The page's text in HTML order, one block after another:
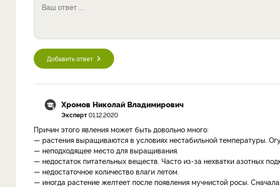
Добавить ответ
Хромов Николай Владимирович
Эксперт01.12.2020
Причин этого явления может быть довольно много:
— растения выращиваются в условиях нестабильной температуры.
— неподходящее место для выращивания.
— недостаток питательных веществ. Часто из-за нехватки азотных
— недостаточное количество влаги летом.
— иногда растение желтеет после появления мучнистой росы.